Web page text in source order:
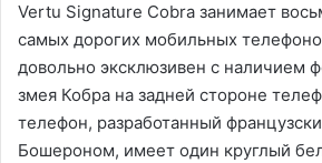
Vertu Signature Cobra занимает
самых дорогих мобильных
довольно эксклюзивен с наличием
змея Кобра на задней стороне
телефон, разработанный
Бошероном, имеет один круглый